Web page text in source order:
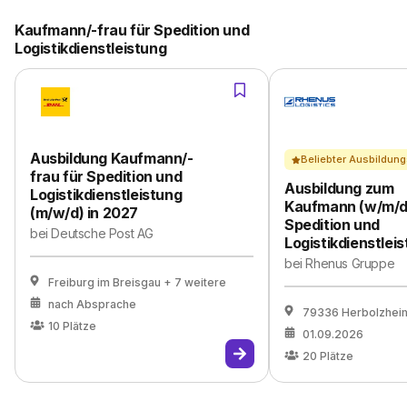
Kaufmann/-frau für Spedition und
Logistikdienstleistung
Ausbildung Kaufmann/-
frau für Spedition und
Logistikdienstleistung
(m/w/d) in 2027
beiDeutsche Post AG
Freiburg im Breisgau + 7 weitere
nach Absprache
10 Plätze
Ausbildung zum
Kaufmann (w/m/
Spedition und
beiRhenus Gruppe
79336
01.09.2026
20 Plätze
Beliebter